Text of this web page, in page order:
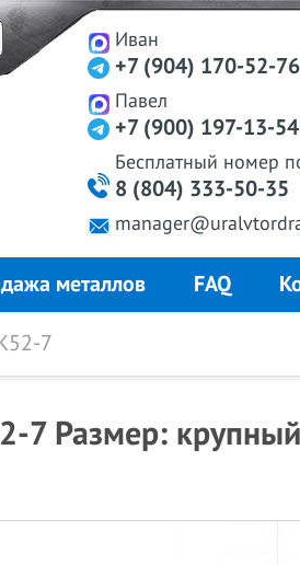
Иван
+7 (904) 170-52-76
Павел
+7 (900) 197-13-54
Бесплатный номер
8 (804) 333-50-35
металлов FAQ
7
7 Размер: